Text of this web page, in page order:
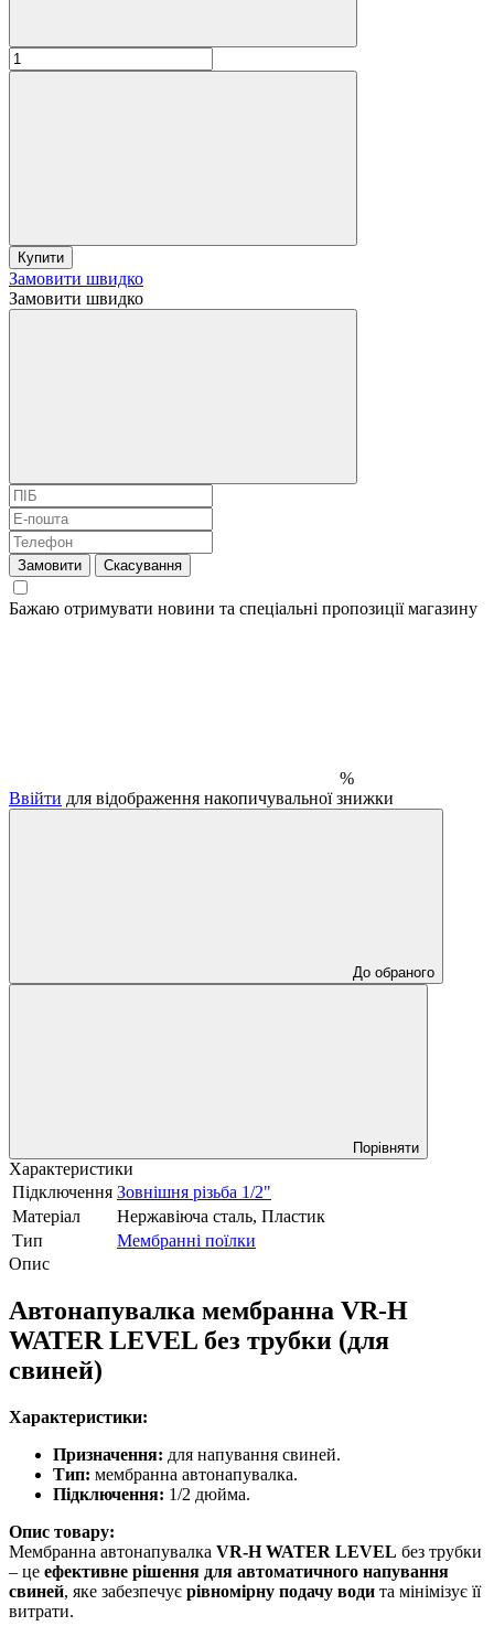
Купити
Замовити швидко
Замовити швидко
Замовити Скасування
Бажаю отримувати новини та спеціальні пропозиціїмагазину
%
Ввійти для відображення накопичувальної знижки
До обраного
Порівняти
Характеристики
Підключення Зовнішня різьба 1/2"
Матеріал
Нержавіюча сталь, Пластик
Тип
Мембранні поїлки
Опис
Автонапувалка мембранна VR-H
WATER LEVEL без трубки (для
свиней)
Характеристики:
Призначення: для напування свиней.
Тип: мембранна автонапувалка.
Підключення: 1/2 дюйма.
Опис товару:
Мембранна автонапувалка VR-H WATER LEVEL без трубки
– це ефективне рішення для автоматичного напування
свиней, яке забезпечує рівномірну подачу води та мінімізує її
витрати.